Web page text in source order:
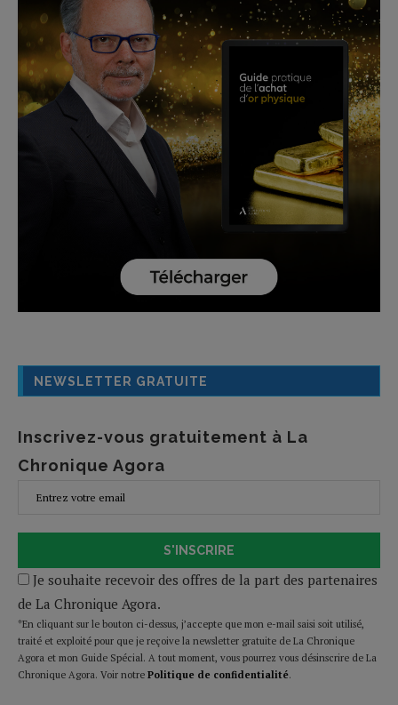
NEWSLETTER GRATUITE
Inscrivez-vous gratuitement à La
Chronique Agora
S'INSCRIRE
Je souhaite recevoir des offres de la part des partenaires
de La Chronique Agora.
*En cliquant sur le bouton ci-dessus, j’accepte que mon e-mail saisi soit utilisé,
traité et exploité pour que je reçoive la newsletter gratuite de La Chronique
Agora et mon Guide Spécial. A tout moment, vous pourrez vous désinscrire de La
Chronique Agora. Voir notre Politique de confidentialité.